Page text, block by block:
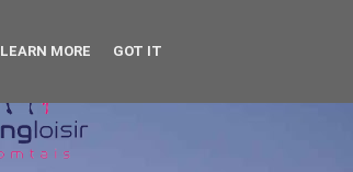
LEARN MORE GOT IT